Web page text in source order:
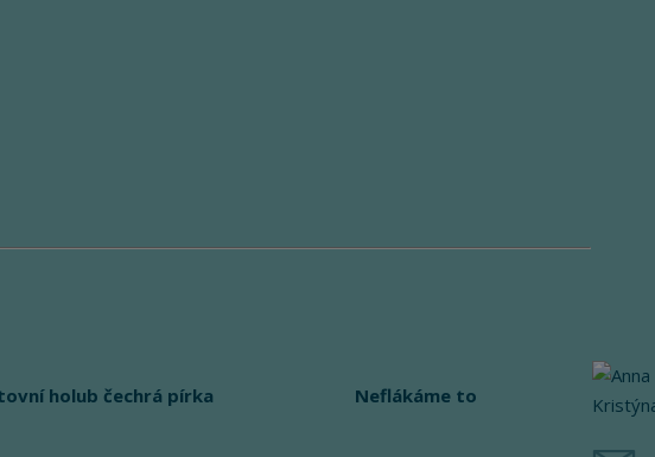
holub čechrá pírka Neflákáme to